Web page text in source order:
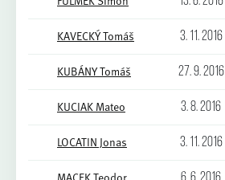
KAVECKÝ Tomáš 3. 11. 2016
KUBÁNY Tomáš 27. 9. 2016
KUCIAK Mateo 3. 8. 2016
LOCATIN Jonas 3. 11. 2016